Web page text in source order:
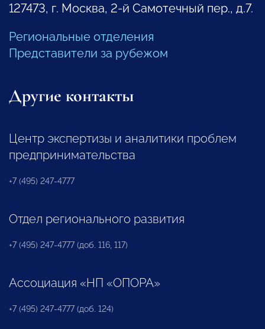
127473, г. Москва, 2-й Самотечный пер., д.7.
Региональные отделения
Представители за рубежом
Другие контакты
Центр экспертизы и аналитики проблем
предпринимательства
+7 (495) 247-4777
Отдел регионального развития
+7 (495) 247-4777 (доб. 116, 117)
Ассоциация «НП «ОПОРА»
+7 (495) 247-4777 (доб. 124)